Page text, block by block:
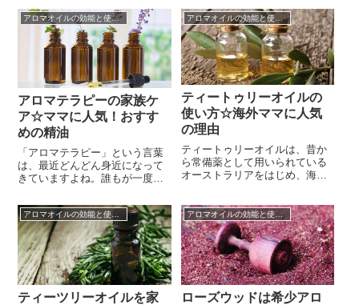
使われているのが、植物のエッ
センスを抽出した、天然の精油
＝アロマオイルです。さまざま
な効能をもつ植物のエキスを凝
縮したアロマオイルは、身体や
心の不調を穏やかに改善してく
れる効果が期待でき、キャリア
オイルで薄め...
ブティーには心にも体にも嬉し
い様々な効果があります。更に
いくつかのハーブをブレンドす
ることで効果を伸ばすことがで
きるほか、味も調和し、飲みや
すくなるのも魅力！様々な組み
合わせが可能なため、自分だけ
のハーブティ...
アロマオイルの効能と使い方
アロマテラピーの家族ケ
ア☆ママに人気！おすす
めの精油
「アロマテラピー」という言葉
は、最近どんどん身近になって
きていますよね。誰もが一度は
ラピー。でも、実際にどんなも
のなのかは意外と知られていな
いかもしれません。アロマテラ
ピーとは、様々な香りの精油
（アロマオイル）を使って身体
や心の様々な不調を癒すこと。
何となく体がだるい、気分が沈
むなどの気にな...
アロマオイルの効能と使い方
ティートゥリーオイルの
使い方☆海外ママに人気
の理由
ティートゥリーオイルは、昔か
ら常備薬として用いられている
オーストラリアをはじめ、海外
様々な場面で活用できるので
す。そんなティートゥリーオイ
ル。フトモモ科の常緑植物で、
ティーツリーやティートリーと
も言います。オーストラリアや
ニュージーランドに分布し、筒
状の白い花を...
アロマオイルの効能と使い方
ティーツリーオイルを家
アロマオイルの効能と使い方
ローズウッドは希少アロ